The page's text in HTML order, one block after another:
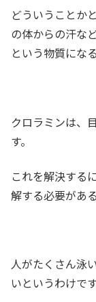
どういうことか
の体からの汗な
という物質にな
クロラミンは、
す。
これを解決する
解する必要があ
人がたくさん泳
いというわけです